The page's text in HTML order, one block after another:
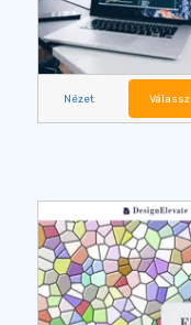
Nézet Válassz